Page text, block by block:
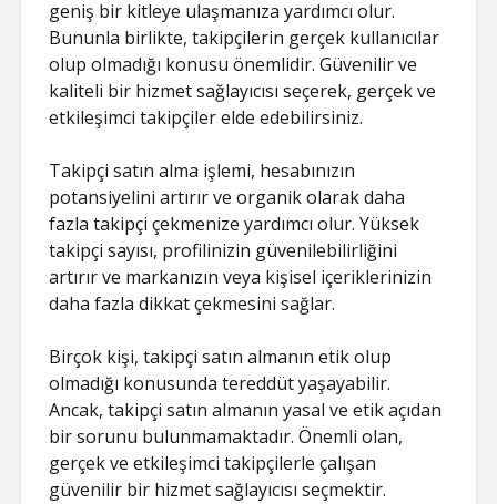
geniş bir kitleye ulaşmanıza yardımcı olur.
Bununla birlikte, takipçilerin gerçek kullanıcılar
olup olmadığı konusu önemlidir. Güvenilir ve
kaliteli bir hizmet sağlayıcısı seçerek, gerçek ve
etkileşimci takipçiler elde edebilirsiniz.
Takipçi satın alma işlemi, hesabınızın
potansiyelini artırır ve organik olarak daha
fazla takipçi çekmenize yardımcı olur. Yüksek
takipçi sayısı, profilinizin güvenilebilirliğini
artırır ve markanızın veya kişisel içeriklerinizin
daha fazla dikkat çekmesini sağlar.
Birçok kişi, takipçi satın almanın etik olup
olmadığı konusunda tereddüt yaşayabilir.
Ancak, takipçi satın almanın yasal ve etik açıdan
bir sorunu bulunmamaktadır. Önemli olan,
gerçek ve etkileşimci takipçilerle çalışan
güvenilir bir hizmet sağlayıcısı seçmektir.